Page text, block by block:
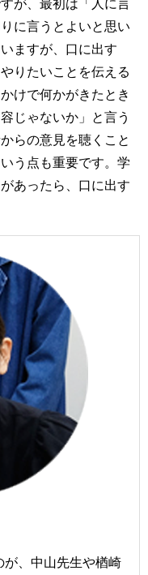
に言うとよいと思い
ますが、口に出す
りたいことを伝える
けで何かがきたとき
じゃないか」と言う
らの意見を聴くこと
う点も重要です。学
あったら、口に出す
、中山先生や楢崎